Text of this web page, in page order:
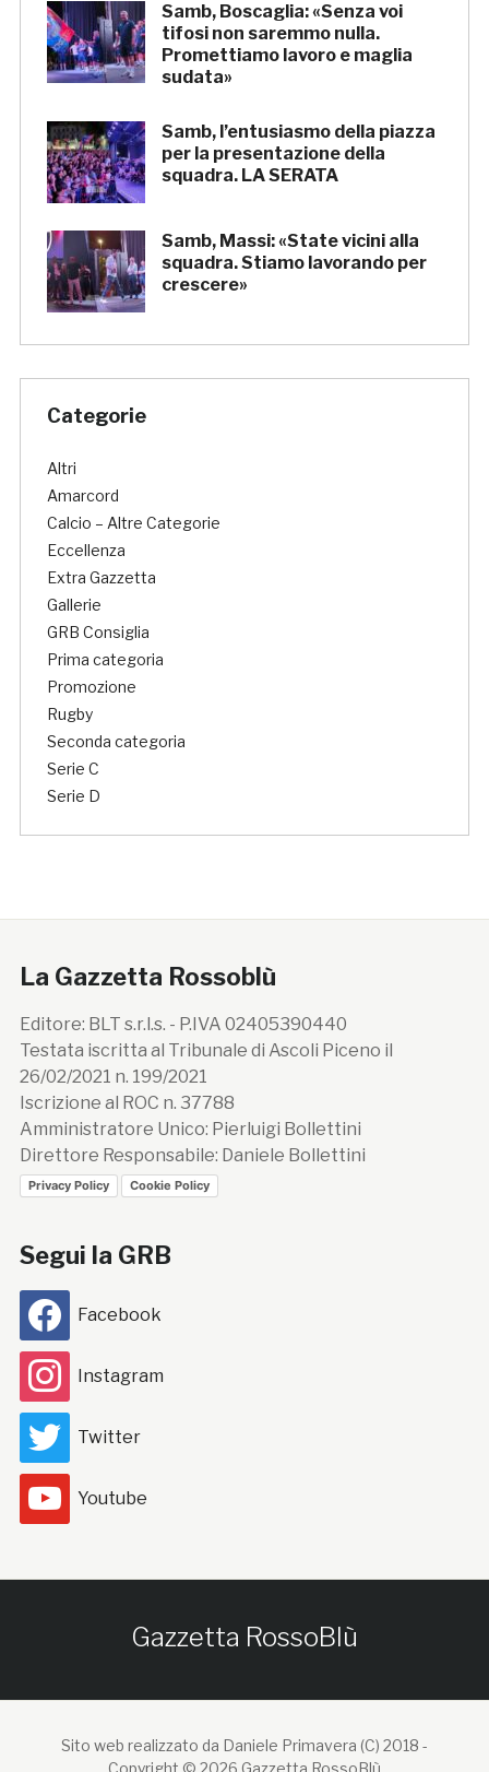
Samb, Boscaglia: «Senza voi
tifosi non saremmo nulla.
Promettiamo lavoro e maglia
sudata»
Samb, l’entusiasmo della piazza
per la presentazione della
squadra. LA SERATA
Samb, Massi: «State vicini alla
squadra. Stiamo lavorando per
crescere»
Categorie
Altri
Amarcord
Calcio – Altre Categorie
Eccellenza
Extra Gazzetta
Gallerie
GRB Consiglia
Prima categoria
Promozione
Rugby
Seconda categoria
Serie C
Serie D
La Gazzetta Rossoblù
Editore: BLT s.r.l.s. - P.IVA 02405390440
Testata iscritta al Tribunale di Ascoli Piceno il
26/02/2021 n. 199/2021
Iscrizione al ROC n. 37788
Amministratore Unico: Pierluigi Bollettini
Direttore Responsabile: Daniele Bollettini
Privacy Policy Cookie Policy
Segui la GRB
Facebook
Instagram
Twitter
Youtube
Gazzetta RossoBlù
Sito web realizzato da Daniele Primavera (C) 2018 -